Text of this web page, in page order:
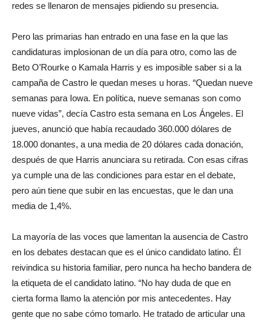
redes se llenaron de mensajes pidiendo su presencia.
Pero las primarias han entrado en una fase en la que las
candidaturas implosionan de un día para otro, como las de
Beto O’Rourke o Kamala Harris y es imposible saber si a la
campaña de Castro le quedan meses u horas. “Quedan nueve
semanas para Iowa. En política, nueve semanas son como
nueve vidas”, decía Castro esta semana en Los Ángeles. El
jueves, anunció que había recaudado 360.000 dólares de
18.000 donantes, a una media de 20 dólares cada donación,
después de que Harris anunciara su retirada. Con esas cifras
ya cumple una de las condiciones para estar en el debate,
pero aún tiene que subir en las encuestas, que le dan una
media de 1,4%.
La mayoría de las voces que lamentan la ausencia de Castro
en los debates destacan que es el único candidato latino. Él
reivindica su historia familiar, pero nunca ha hecho bandera de
la etiqueta de el candidato latino. “No hay duda de que en
cierta forma llamo la atención por mis antecedentes. Hay
gente que no sabe cómo tomarlo. He tratado de articular una